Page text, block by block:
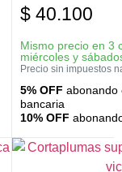
$ 40.100
Mismo precio en 3
miércoles y
Precio sin impuestos
5% OFF abonando
bancaria
10% OFF